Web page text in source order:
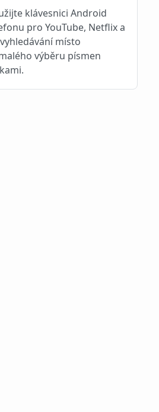
klávesnici Android
pro YouTube, Netflix a
místo
výběru písmen